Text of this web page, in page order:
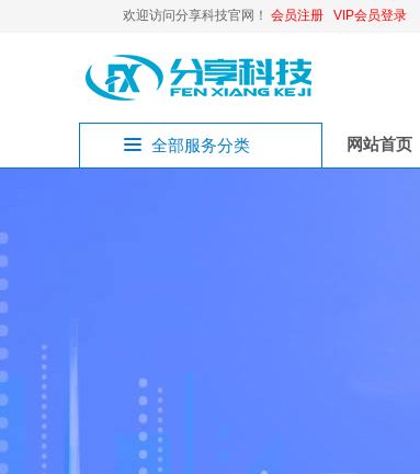
欢迎访问分享科技官网！ 会员注册 VIP会员登录
全部服务分类 网站首页